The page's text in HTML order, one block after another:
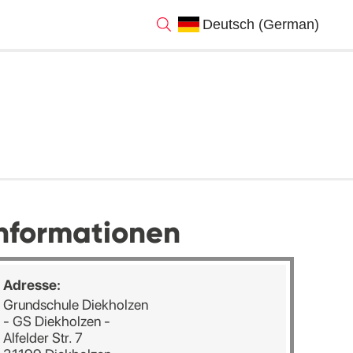
Adresse:
Grundschule Diekholzen
- GS Diekholzen -
Alfelder Str. 7